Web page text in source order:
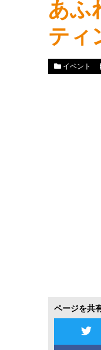
あふ
ティ
イベント
ページを共